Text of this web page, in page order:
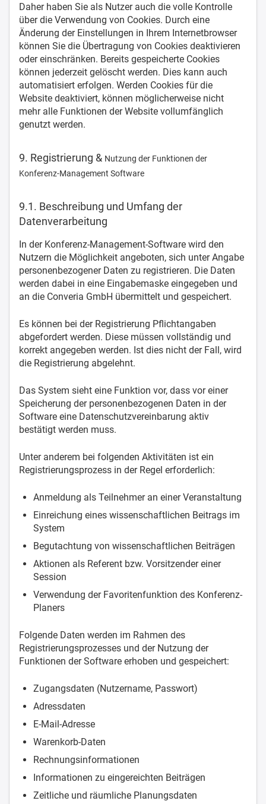
Daher haben Sie als Nutzer auch die volle Kontrolle
über die Verwendung von Cookies. Durch eine
Änderung der Einstellungen in Ihrem Internetbrowser
können Sie die Übertragung von Cookies deaktivieren
oder einschränken. Bereits gespeicherte Cookies
können jederzeit gelöscht werden. Dies kann auch
automatisiert erfolgen. Werden Cookies für die
Website deaktiviert, können möglicherweise nicht
mehr alle Funktionen der Website vollumfänglich
genutzt werden.
9. Registrierung & Nutzung der Funktionen der
Konferenz-Management Software
9.1. Beschreibung und Umfang der
Datenverarbeitung
In der Konferenz-Management-Software wird den
Nutzern die Möglichkeit angeboten, sich unter Angabe
personenbezogener Daten zu registrieren. Die Daten
werden dabei in eine Eingabemaske eingegeben und
an die Converia GmbH übermittelt und gespeichert.
Es können bei der Registrierung Pflichtangaben
abgefordert werden. Diese müssen vollständig und
korrekt angegeben werden. Ist dies nicht der Fall, wird
die Registrierung abgelehnt.
Das System sieht eine Funktion vor, dass vor einer
Speicherung der personenbezogenen Daten in der
Software eine Datenschutzvereinbarung aktiv
bestätigt werden muss.
Unter anderem bei folgenden Aktivitäten ist ein
Registrierungsprozess in der Regel erforderlich:
Anmeldung als Teilnehmer an einer Veranstaltung
Einreichung eines wissenschaftlichen Beitrags im
System
Begutachtung von wissenschaftlichen Beiträgen
Aktionen als Referent bzw. Vorsitzender einer
Session
Verwendung der Favoritenfunktion des Konferenz-
Planers
Folgende Daten werden im Rahmen des
Registrierungsprozesses und der Nutzung der
Funktionen der Software erhoben und gespeichert:
Zugangsdaten (Nutzername, Passwort)
Adressdaten
E-Mail-Adresse
Warenkorb-Daten
Rechnungsinformationen
Informationen zu eingereichten Beiträgen
Zeitliche und räumliche Planungsdaten